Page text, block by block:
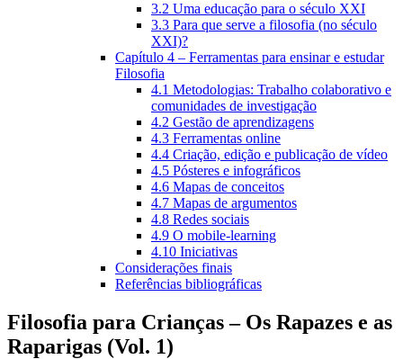
3.2 Uma educação para o século XXI
3.3 Para que serve a filosofia (no século
XXI)?
Capítulo 4 – Ferramentas para ensinar e estudar
Filosofia
4.1 Metodologias: Trabalho colaborativo e
comunidades de investigação
4.2 Gestão de aprendizagens
4.3 Ferramentas online
4.4 Criação, edição e publicação de vídeo
4.5 Pósteres e infográficos
4.6 Mapas de conceitos
4.7 Mapas de argumentos
4.8 Redes sociais
4.9 O mobile-learning
4.10 Iniciativas
Considerações finais
Referências bibliográficas
Filosofia para Crianças – Os Rapazes e as
Raparigas (Vol. 1)